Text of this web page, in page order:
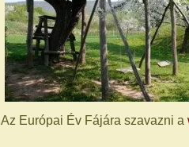
Az Európai Év Fájára szavazni a